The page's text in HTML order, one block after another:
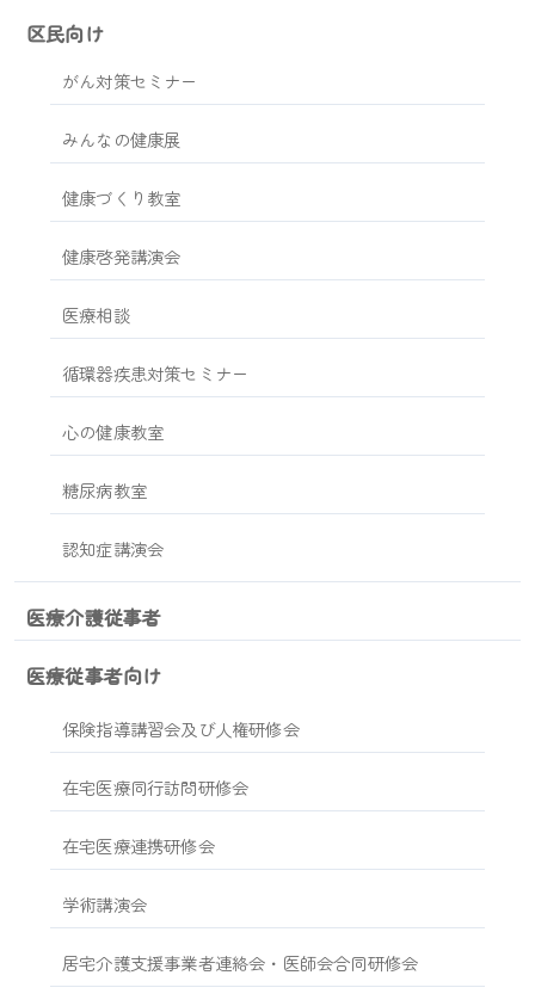
区民向け
がん対策セミナー
みんなの健康展
健康づくり教室
健康啓発講演会
医療相談
循環器疾患対策セミナー
心の健康教室
糖尿病教室
認知症講演会
医療介護従事者
医療従事者向け
保険指導講習会及び人権研修会
在宅医療同行訪問研修会
在宅医療連携研修会
学術講演会
居宅介護支援事業者連絡会・医師会合同研修会